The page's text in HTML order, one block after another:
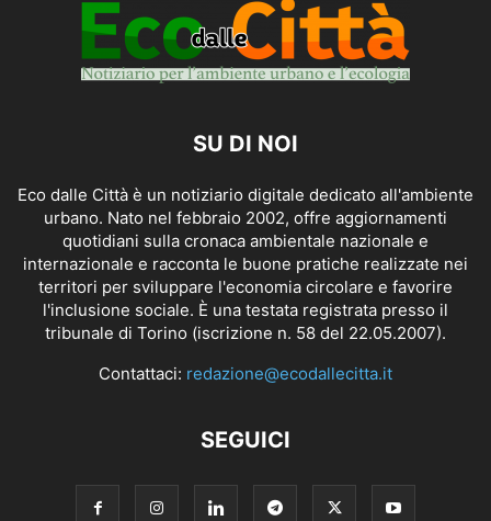
SU DI NOI
Eco dalle Città è un notiziario digitale dedicato all'ambiente
urbano. Nato nel febbraio 2002, offre aggiornamenti
quotidiani sulla cronaca ambientale nazionale e
internazionale e racconta le buone pratiche realizzate nei
territori per sviluppare l'economia circolare e favorire
l'inclusione sociale. È una testata registrata presso il
tribunale di Torino (iscrizione n. 58 del 22.05.2007).
Contattaci: redazione@ecodallecitta.it
SEGUICI